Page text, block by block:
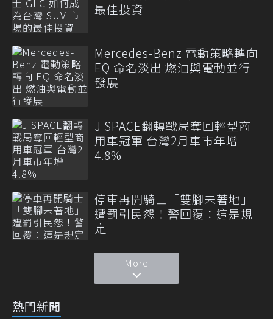
最佳投資
Mercedes-Benz 電動策略轉向
EQ 命名淡出 燃油與電動並行
發展
J SPACE翻轉戰局奪回輕型商
用車冠軍 台灣2月車市年增
4.8%
停車再開騎士「雙腳未著地」
遭罰引民怨！警回覆：這是規
定
More
熱門新聞